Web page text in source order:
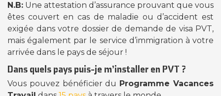
N.B: Une attestation d’assurance prouvant que vous
êtes couvert en cas de maladie ou d’accident est
exigée dans votre dossier de demande de visa PVT,
mais également par le service d’immigration à votre
arrivée dans le pays de séjour !
Dans quels pays puis-je m’installer en PVT ?
Vous pouvez bénéficier du Programme Vacances